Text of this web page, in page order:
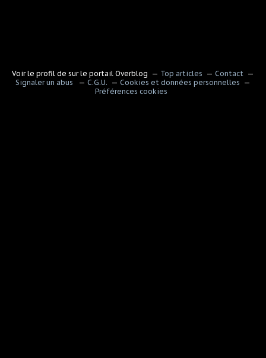
Voir le profil de sur le portail Overblog Top articles
Contact
Signaler un abus
C.G.U.
Cookies et données personnelles
Préférences cookies